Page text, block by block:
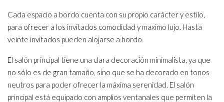
Cada espacio a bordo cuenta con su propio carácter y estilo,
para ofrecer a los invitados comodidad y maximo lujo. Hasta
veinte invitados pueden alojarse a bordo.
El salón principal tiene una clara decoración minimalista, ya que
no sólo es de gran tamaño, sino que se ha decorado en tonos
neutros para poder ofrecer la máxima serenidad. El salón
principal está equipado con amplios ventanales que permiten la